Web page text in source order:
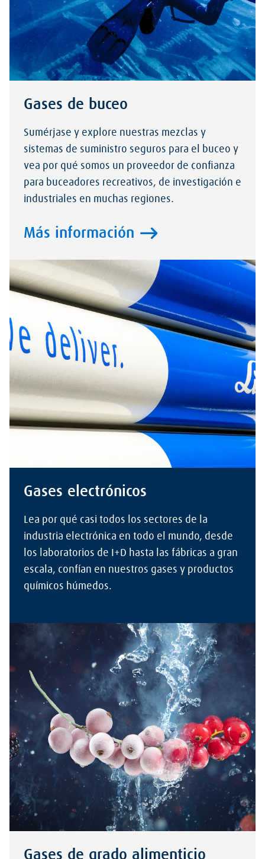
Gases de buceo
Sumérjase y explore nuestras mezclas y
sistemas de suministro seguros para el buceo y
vea por qué somos un proveedor de confianza
para buceadores recreativos, de investigación e
industriales en muchas regiones.
Más información
Gases electrónicos
Lea por qué casi todos los sectores de la
industria electrónica en todo el mundo, desde
los laboratorios de I+D hasta las fábricas a gran
escala, confían en nuestros gases y productos
químicos húmedos.
Gases de grado alimenticio